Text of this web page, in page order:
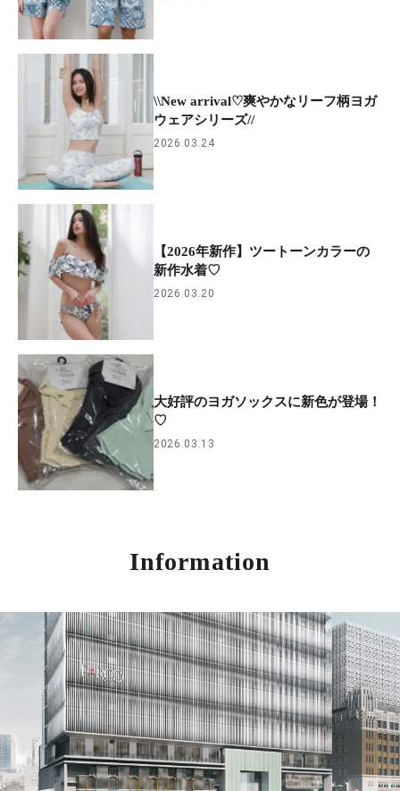
\\New arrival♡爽やかなリーフ柄ヨガ
ウェアシリーズ//
2026.03.24
【2026年新作】ツートーンカラーの
新作水着♡
2026.03.20
大好評のヨガソックスに新色が登場！
♡
2026.03.13
Information